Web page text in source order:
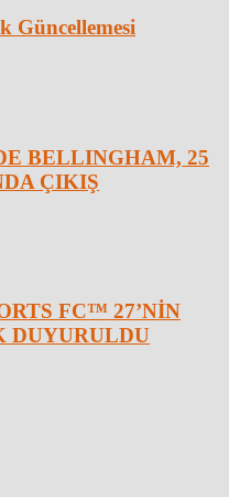
Güncellemesi
BELLINGHAM, 25
ÇIKIŞ
FC™ 27’NİN
DUYURULDU